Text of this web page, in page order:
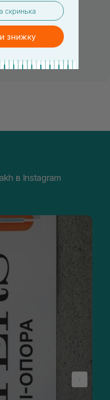
в Instagram
знижку